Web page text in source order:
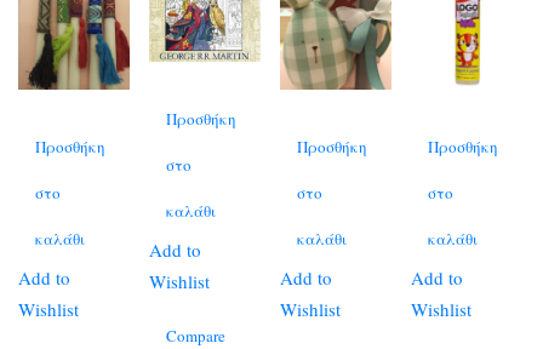
Προσθήκη
στο
καλάθι
Add to
Wishlist
Προσθήκη
στο
καλάθι
Add to
Wishlist
Compare
Προσθήκη
στο
καλάθι
Add to
Wishlist
Προσθήκη
στο
καλάθι
Add to
Wishlist